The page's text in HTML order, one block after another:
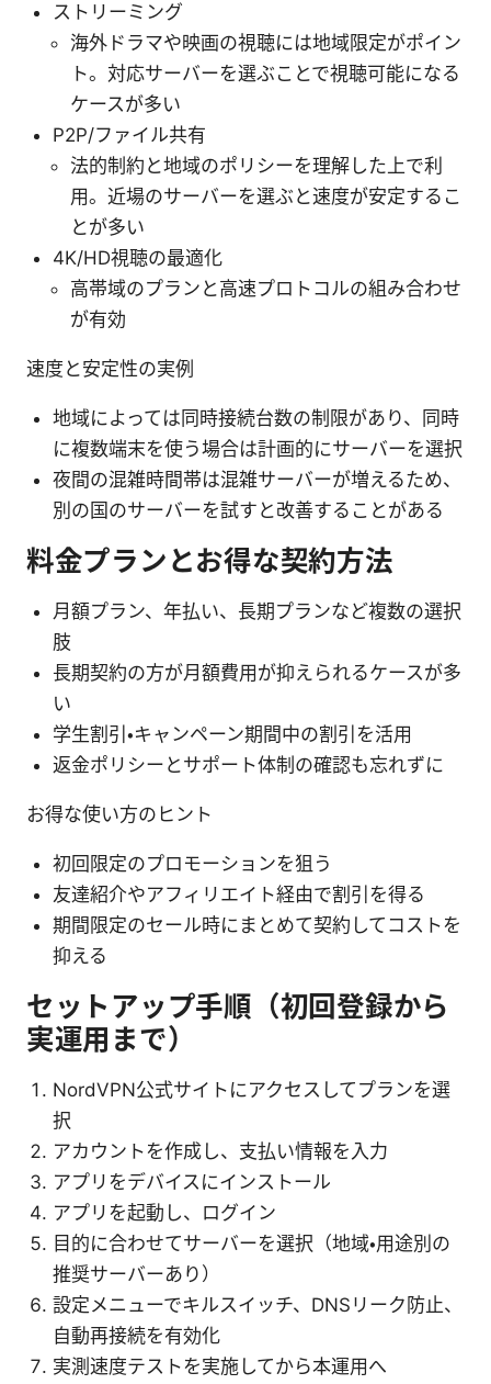
ストリーミング
海外ドラマや映画の視聴には地域限定がポイン
ト。対応サーバーを選ぶことで視聴可能になる
ケースが多い
P2P/ファイル共有
法的制約と地域のポリシーを理解した上で利
用。近場のサーバーを選ぶと速度が安定するこ
とが多い
4K/HD視聴の最適化
高帯域のプランと高速プロトコルの組み合わせ
が有効
速度と安定性の実例
地域によっては同時接続台数の制限があり、同時
に複数端末を使う場合は計画的にサーバーを選択
夜間の混雑時間帯は混雑サーバーが増えるため、
別の国のサーバーを試すと改善することがある
料金プランとお得な契約方法
月額プラン、年払い、長期プランなど複数の選択
肢
長期契約の方が月額費用が抑えられるケースが多
い
学生割引・キャンペーン期間中の割引を活用
返金ポリシーとサポート体制の確認も忘れずに
お得な使い方のヒント
初回限定のプロモーションを狙う
友達紹介やアフィリエイト経由で割引を得る
期間限定のセール時にまとめて契約してコストを
抑える
セットアップ手順（初回登録から
実運用まで）
NordVPN公式サイトにアクセスしてプランを選
択
アカウントを作成し、支払い情報を入力
アプリをデバイスにインストール
アプリを起動し、ログイン
目的に合わせてサーバーを選択（地域・用途別の
推奨サーバーあり）
設定メニューでキルスイッチ、DNSリーク防止、
自動再接続を有効化
実測速度テストを実施してから本運用へ